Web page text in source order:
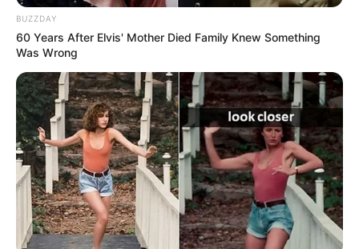
BUZZDAY
60 Years After Elvis' Mother Died Family Knew Something
Was Wrong